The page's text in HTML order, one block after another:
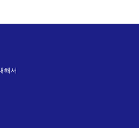
해서